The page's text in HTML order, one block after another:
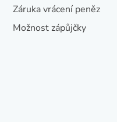
Záruka vrácení peněz
Možnost zápůjčky